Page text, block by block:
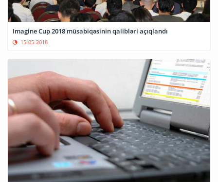
Imagine Cup 2018 müsabiqəsinin qalibləri açıqlandı
15-05-2018